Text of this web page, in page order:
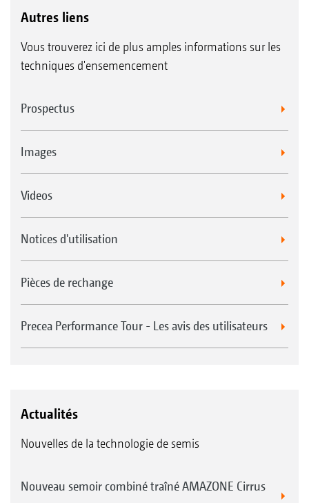
Autres liens
Vous trouverez ici de plus amples informations sur les
techniques d'ensemencement
Prospectus
Images
Videos
Notices d'utilisation
Pièces de rechange
Precea Performance Tour - Les avis des utilisateurs
Actualités
Nouvelles de la technologie de semis
Nouveau semoir combiné traîné AMAZONE Cirrus